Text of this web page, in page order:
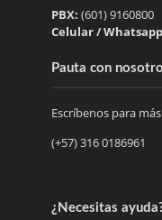
PBX: (601) 9160800
Celular /
Pauta con
Escríbenos para
(+57) 316 0186961
¿Necesitas